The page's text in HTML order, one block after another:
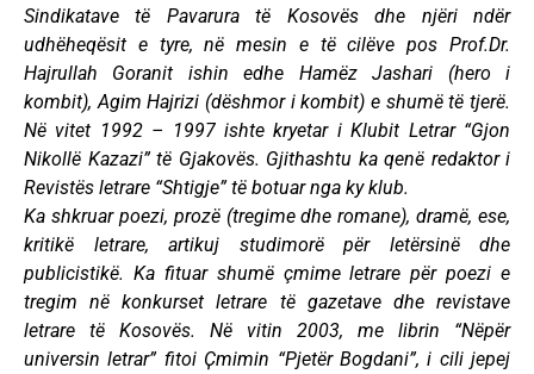
Sindikatave të Pavarura të Kosovës dhe njëri ndër
udhëheqësit e tyre, në mesin e të cilëve pos Prof.Dr.
Hajrullah Goranit ishin edhe Hamëz Jashari (hero i
kombit), Agim Hajrizi (dëshmor i kombit) e shumë të tjerë.
Në vitet 1992 – 1997 ishte kryetar i Klubit Letrar “Gjon
Nikollë Kazazi” të Gjakovës. Gjithashtu ka qenë redaktor i
Revistës letrare “Shtigje” të botuar nga ky klub.
Ka shkruar poezi, prozë (tregime dhe romane), dramë, ese,
kritikë letrare, artikuj studimorë për letërsinë dhe
publicistikë. Ka fituar shumë çmime letrare për poezi e
tregim në konkurset letrare të gazetave dhe revistave
letrare të Kosovës. Në vitin 2003, me librin “Nëpër
universin letrar” fitoi Ҫmimin “Pjetër Bogdani”, i cili jepej